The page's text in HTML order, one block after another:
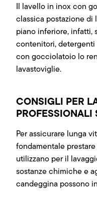
Il lavello in inox con
classica postazione di
piano inferiore, infatti,
contenitori, detergenti
con gocciolatoio lo
lavastoviglie.
CONSIGLI PER
PROFESSIONALI
Per assicurare lunga
fondamentale
utilizzano per il
sostanze chimiche e
candeggina possono